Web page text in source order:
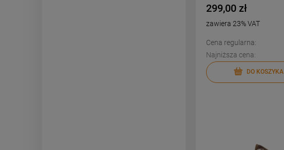
299,00 zł
zawiera 23% VAT
Cena regularna:
Najniższa cena:
DO KOSZYKA